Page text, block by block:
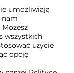
umożliwiają
nam
wszystkich
użycie
opcję